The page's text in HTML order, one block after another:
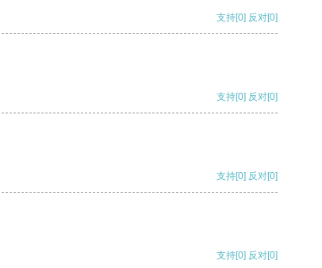
支持[0] 反对[0]
支持[0] 反对[0]
支持[0] 反对[0]
支持[0] 反对[0]